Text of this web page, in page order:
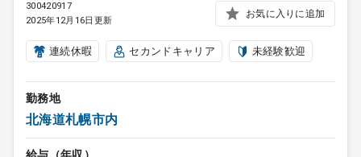
300420917
2025年12月16日更新
お気に入りに追加
連続休暇 セカンドキャリア 未経験歓迎
勤務地
北海道札幌市内